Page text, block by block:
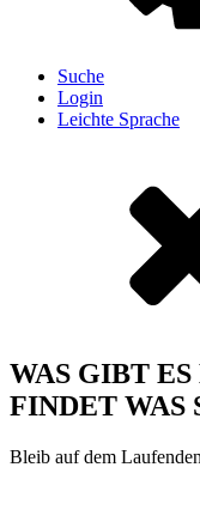
Suche
Login
Leichte Sprache
WAS GIBT
FINDET WAS
Bleib auf dem